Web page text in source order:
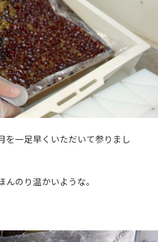
を一足早くいただいて参りまし
のり温かいような。